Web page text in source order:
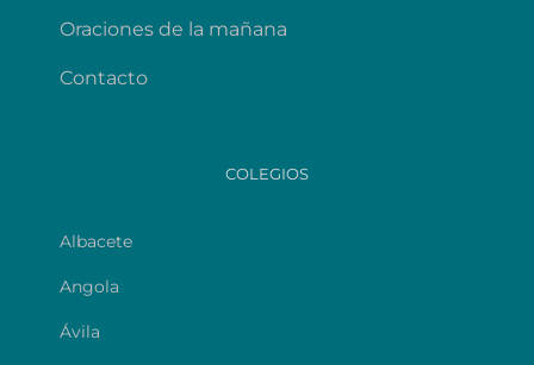
Oraciones de la mañana
Contacto
COLEGIOS
Albacete
Angola
Ávila